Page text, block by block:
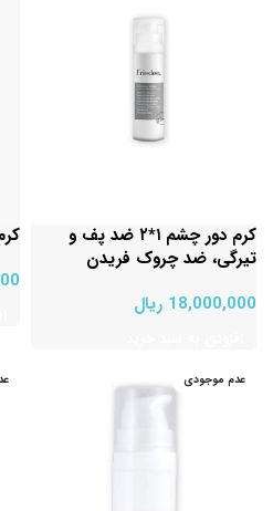
کرم دور چشم ۱*۲ ضد پف و
تیرگی، ضد چروک فریدن
18,000,000 ریال
عدم موجودی